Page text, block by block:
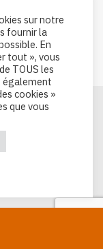
sur notre
fournir la
En
tout », vous
TOUS les
également
cookies »
que vous